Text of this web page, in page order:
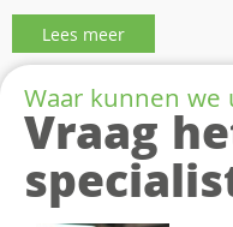
Lees meer
Waar kunnen
Vraag